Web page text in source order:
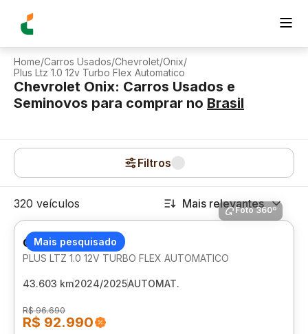
Home/Carros Usados/Chevrolet/Onix/
Plus Ltz 1.0 12v Turbo Flex Automatico
Chevrolet Onix: Carros Usados e
Seminovos para comprar no Brasil
Filtros
320 veículos Mais relevantes
Mais pesquisado
Foto 360º
CHEVROLET ONIX
PLUS LTZ 1.0 12V TURBO FLEX AUTOMATICO
43.603 km2024/2025AUTOMAT.
R$ 96.690
R$ 92.990